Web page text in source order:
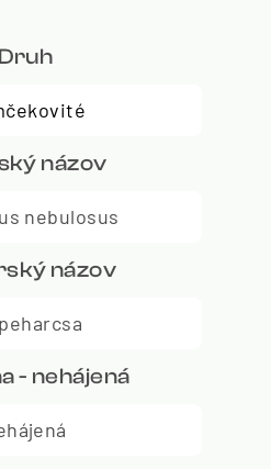
Druh
názov
nebulosus
názov
- nehájená